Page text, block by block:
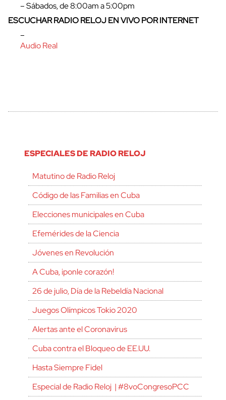
– Sábados, de 8:00am a 5:00pm
ESCUCHAR RADIO RELOJ EN VIVO POR INTERNET
–
Audio Real
ESPECIALES DE RADIO RELOJ
Matutino de Radio Reloj
Código de las Familias en Cuba
Elecciones municipales en Cuba
Efemérides de la Ciencia
Jóvenes en Revolución
A Cuba, ¡ponle corazón!
26 de julio, Día de la Rebeldía Nacional
Juegos Olímpicos Tokio 2020
Alertas ante el Coronavirus
Cuba contra el Bloqueo de EE.UU.
Hasta Siempre Fidel
Especial de Radio Reloj | #8voCongresoPCC